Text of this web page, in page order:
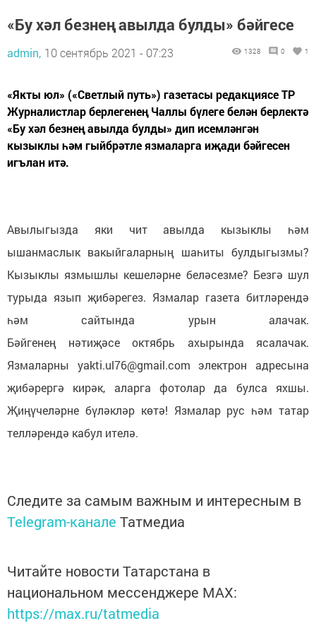
«Бу хәл безнең авылда булды» бәйгесе
admin, 10 сентябрь 2021 - 07:23 1328 0 1
«Якты юл» («Светлый путь») газетасы редакциясе ТР
Журналистлар берлегенең Чаллы бүлеге белән берлектә
«Бу хәл безнең авылда булды» дип исемләнгән
кызыклы һәм гыйбрәтле язмаларга иҗади бәйгесен
игълан итә.
Авылыгызда яки чит авылда кызыклы һәм
ышанмаслык вакыйгаларның шаһиты булдыгызмы?
Кызыклы язмышлы кешеләрне беләсезме? Безгә шул
турыда язып җибәрегез. Язмалар газета битләрендә
һәм сайтында урын алачак.
Бәйгенең нәтиҗәсе октябрь ахырында ясалачак.
Язмаларны yakti.ul76@gmail.com электрон адресына
җибәрергә кирәк, аларга фотолар да булса яхшы.
Җиңүчеләрне бүләкләр көтә! Язмалар рус һәм татар
телләрендә кабул ителә.
Следите за самым важным и интересным в
Telegram-канале Татмедиа
Читайте новости Татарстана в
национальном мессенджере MАХ:
https://max.ru/tatmedia